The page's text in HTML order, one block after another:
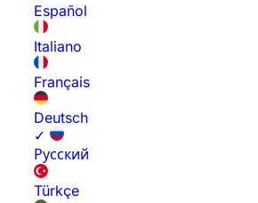
Español
Italiano
Français
Deutsch
✓
Русский
Türkçe